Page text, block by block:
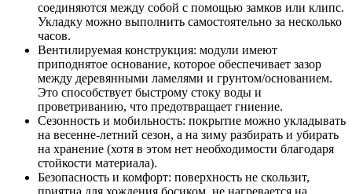
соединяются между собой с помощью замков или клипс.
Укладку можно выполнить самостоятельно за несколько
часов.
Вентилируемая конструкция: модули имеют
приподнятое основание, которое обеспечивает зазор
между деревянными ламелями и грунтом/основанием.
Это способствует быстрому стоку воды и
проветриванию, что предотвращает гниение.
Сезонность и мобильность: покрытие можно укладывать
на весенне-летний сезон, а на зиму разбирать и убирать
на хранение (хотя в этом нет необходимости благодаря
стойкости материала).
Безопасность и комфорт: поверхность не скользит,
приятна для хождения босиком, не нагревается на